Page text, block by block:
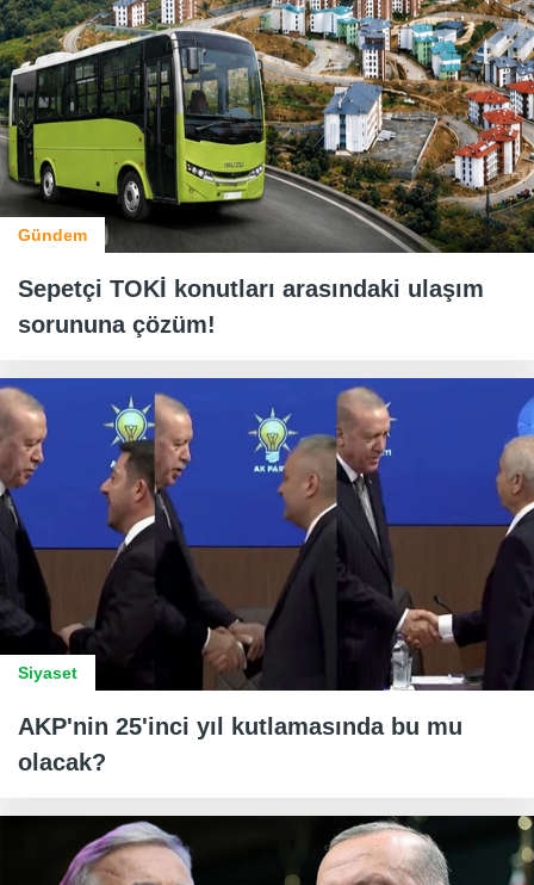
Gündem
Sepetçi TOKİ konutları arasındaki ulaşım
sorununa çözüm!
Siyaset
AKP'nin 25'inci yıl kutlamasında bu mu
olacak?